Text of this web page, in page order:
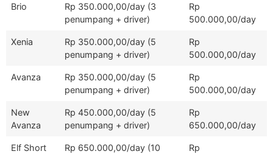
Brio
Rp 350.000,00/day (3
penumpang + driver)
Rp
500.000,00/day
Xenia
Rp 350.000,00/day (5
penumpang + driver)
Rp
500.000,00/day
Avanza
Rp 350.000,00/day (5
penumpang + driver)
Rp
500.000,00/day
New
Avanza
Rp 450.000,00/day (5
penumpang + driver)
Rp
650.000,00/day
Elf Short Rp 650.000,00/day (10 Rp